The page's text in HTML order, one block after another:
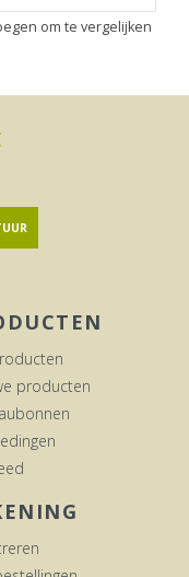
om te vergelijken
producten